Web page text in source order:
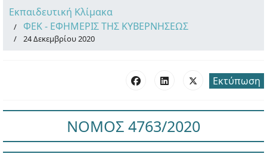
Εκπαιδευτική Κλίμακα
ΦΕΚ - ΕΦΗΜΕΡΙΣ ΤΗΣ ΚΥΒΕΡΝΗΣΕΩΣ
24 Δεκεμβρίου 2020
Εκτύπωση
ΝΟΜΟΣ 4763/2020